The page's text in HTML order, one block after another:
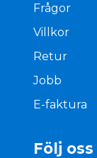
Frågor
Villkor
Retur
Jobb
E-faktura
Följ